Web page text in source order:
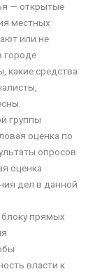
— открытые
местных
или не
городе
какие средства
группы
оценка по
опросов
оценка
дел в данной
прямых
власти к